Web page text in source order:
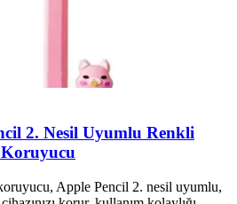
2. Nesil Uyumlu Renkli
Apple Pencil 2. nesil uyumlu,